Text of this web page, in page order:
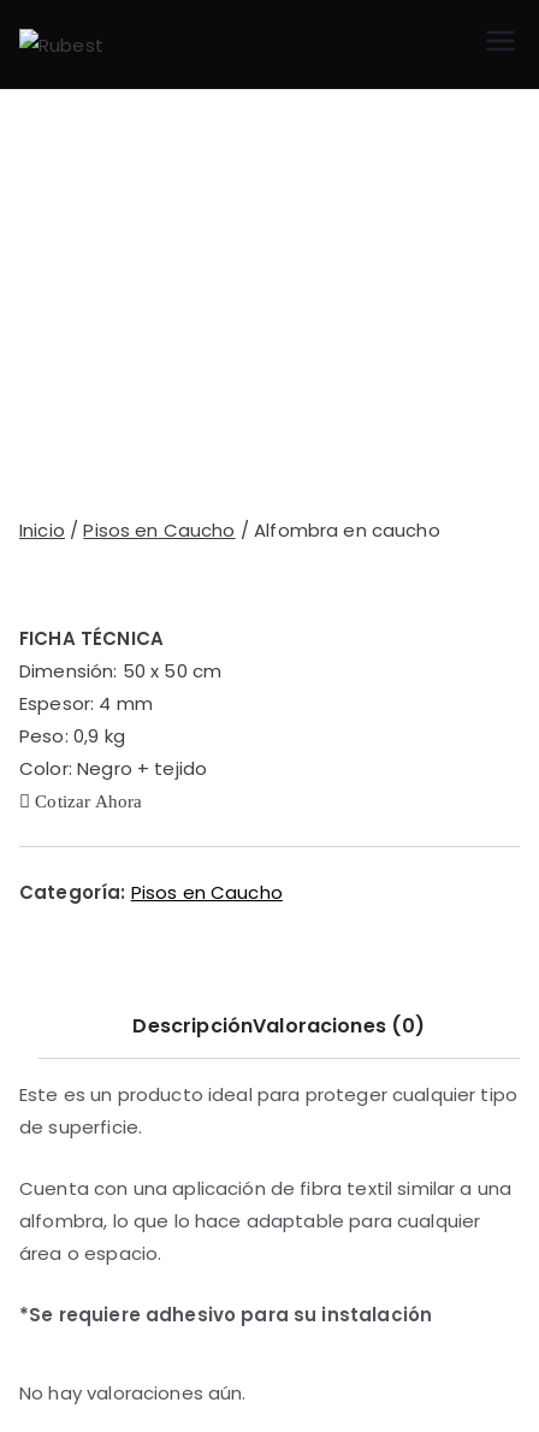
Rube
superficies en
Inicio /Pisos en Caucho / Alfombra en caucho
FICHA TÉCNICA
Dimensión: 50 x 50 cm
Espesor: 4 mm
Peso: 0,9 kg
Color: Negro + tejido
Cotizar Ahora
Categoría: Pisos en Caucho
DescripciónValoraciones (0)
Este es un producto ideal para proteger cualquier tipo
de superficie.
Cuenta con una aplicación de fibra textil similar a una
alfombra, lo que lo hace adaptable para cualquier
área o espacio.
*Se requiere adhesivo para su instalación
No hay valoraciones aún.